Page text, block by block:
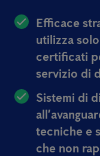
Efficace
utilizza
certificati
servizio di
Sistemi di
tecniche e
che non